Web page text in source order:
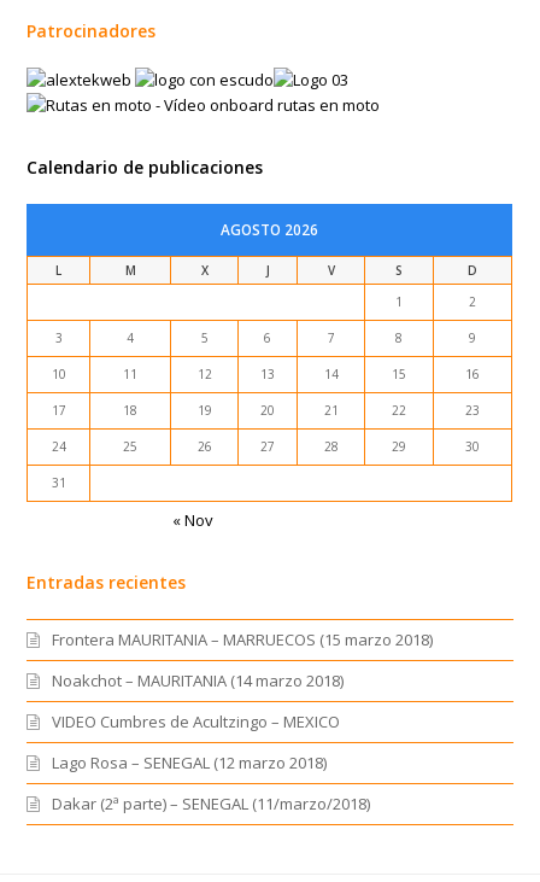
Patrocinadores
Calendario de publicaciones
AGOSTO 2026
L M X J V S
D
1
2
3 4 5 6 7 8 9
10 11 12 13 14 15 16
17 18 19 20 21 22 23
24 25 26 27 28 29 30
31
« Nov
Entradas recientes
Frontera MAURITANIA – MARRUECOS (15 marzo 2018)
Noakchot – MAURITANIA (14 marzo 2018)
VIDEO Cumbres de Acultzingo – MEXICO
Lago Rosa – SENEGAL (12 marzo 2018)
Dakar (2ª parte) – SENEGAL (11/marzo/2018)